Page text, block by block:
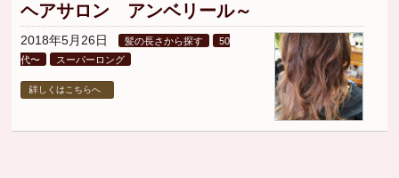
ヘアサロン アンベリール～
2018年5月26日 髪の長さから探す
50
代〜
スーパーロング
詳しくはこちらへ